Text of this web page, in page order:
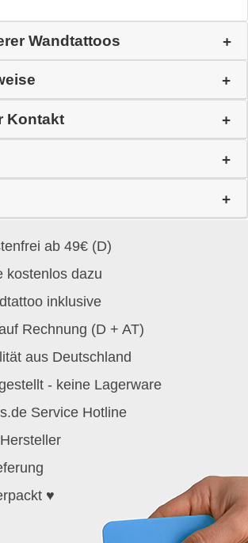
Wandtattoos
Kontakt
ab 49€ (D)
kostenlos dazu
inklusive
Rechnung (D + AT)
aus Deutschland
- keine Lagerware
Service Hotline
♥